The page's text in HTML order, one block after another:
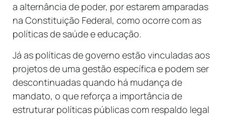
a alternância de poder, por estarem amparadas
na Constituição Federal, como ocorre com as
políticas de saúde e educação.
Já as políticas de governo estão vinculadas aos
projetos de uma gestão específica e podem ser
descontinuadas quando há mudança de
mandato, o que reforça a importância de
estruturar políticas públicas com respaldo legal